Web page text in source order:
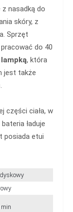
nasadką do
skóry, z
Sprzęt
do 40
lampką, która
jest także
części ciała, w
ładuje
posiada etui